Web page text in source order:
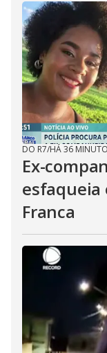
DO R7/HÁ 36
Ex-
esfaqueia
Franca